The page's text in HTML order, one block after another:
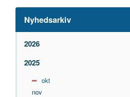
Nyhedsarkiv
2026
2025
okt
nov